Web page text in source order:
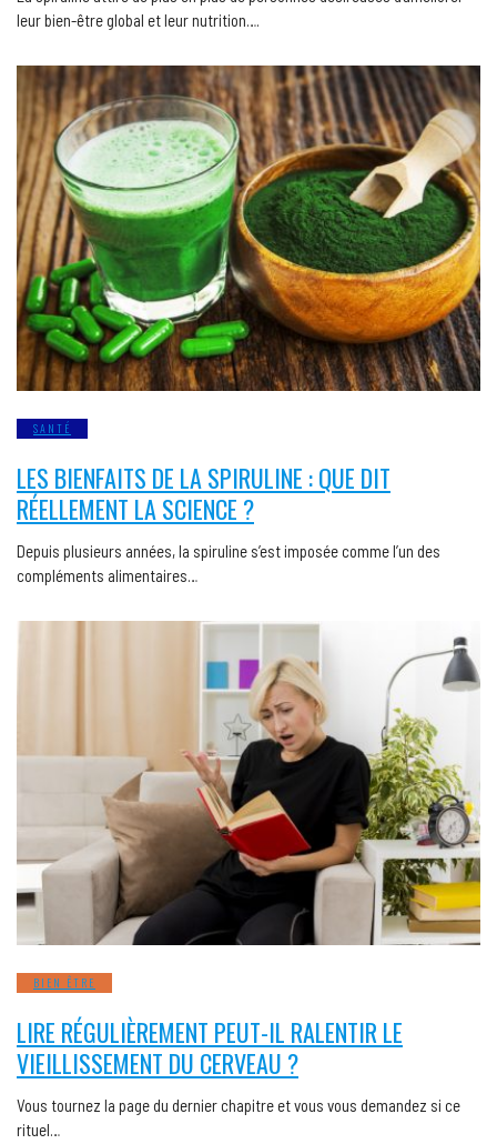
leur bien-être global et leur nutrition….
SANTÉ
LES BIENFAITS DE LA SPIRULINE : QUE DIT
RÉELLEMENT LA SCIENCE ?
Depuis plusieurs années, la spiruline s’est imposée comme l’un des
compléments alimentaires…
BIEN ÊTRE
LIRE RÉGULIÈREMENT PEUT-IL RALENTIR LE
VIEILLISSEMENT DU CERVEAU ?
Vous tournez la page du dernier chapitre et vous vous demandez si ce
rituel…